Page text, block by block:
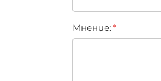
Мнение: